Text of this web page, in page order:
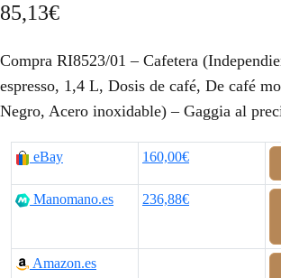
85,13€
Compra RI8523/01 – Cafetera
espresso, 1,4 L, Dosis de café, De café
Negro, Acero inoxidable) – Gaggia al
eBay 160,00€
Manomano.es 236,88€
Amazon.es